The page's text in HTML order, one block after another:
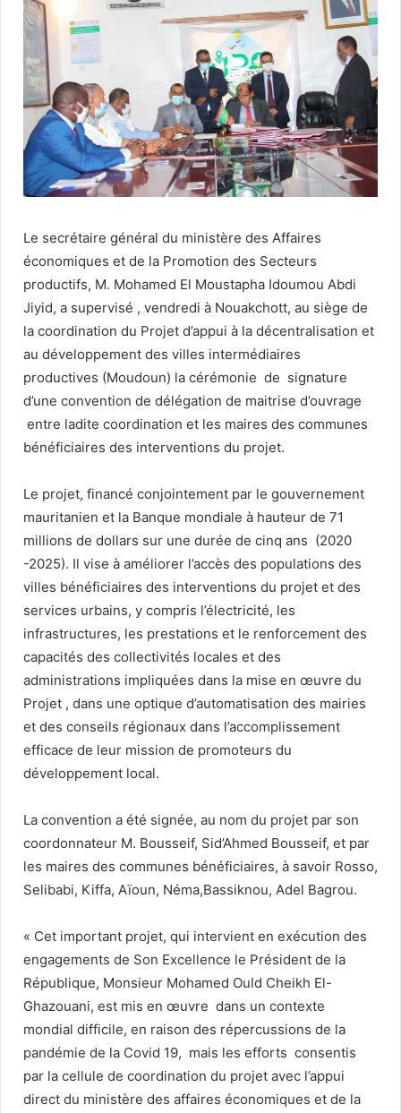
Le secrétaire général du ministère des Affaires
économiques et de la Promotion des Secteurs
productifs, M. Mohamed El Moustapha Idoumou Abdi
Jiyid, a supervisé , vendredi à Nouakchott, au siège de
la coordination du Projet d’appui à la décentralisation et
au développement des villes intermédiaires
productives (Moudoun) la cérémonie de signature
d’une convention de délégation de maitrise d’ouvrage
entre ladite coordination et les maires des communes
bénéficiaires des interventions du projet.
Le projet, financé conjointement par le gouvernement
mauritanien et la Banque mondiale à hauteur de 71
millions de dollars sur une durée de cinq ans (2020
-2025). Il vise à améliorer l’accès des populations des
villes bénéficiaires des interventions du projet et des
services urbains, y compris l’électricité, les
infrastructures, les prestations et le renforcement des
capacités des collectivités locales et des
administrations impliquées dans la mise en œuvre du
Projet , dans une optique d’automatisation des mairies
et des conseils régionaux dans l’accomplissement
efficace de leur mission de promoteurs du
développement local.
La convention a été signée, au nom du projet par son
coordonnateur M. Bousseif, Sid’Ahmed Bousseif, et par
les maires des communes bénéficiaires, à savoir Rosso,
Selibabi, Kiffa, Aïoun, Néma,Bassiknou, Adel Bagrou.
« Cet important projet, qui intervient en exécution des
engagements de Son Excellence le Président de la
République, Monsieur Mohamed Ould Cheikh El-
Ghazouani, est mis en œuvre dans un contexte
mondial difficile, en raison des répercussions de la
pandémie de la Covid 19, mais les efforts consentis
par la cellule de coordination du projet avec l’appui
direct du ministère des affaires économiques et de la